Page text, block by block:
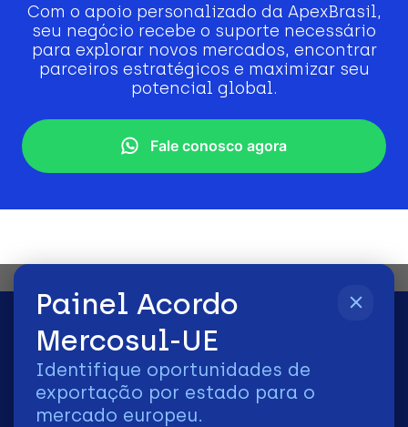
Com o apoio personalizado da ApexBrasil,
seu negócio recebe o suporte necessário
para explorar novos mercados, encontrar
parceiros estratégicos e maximizar seu
potencial global.
Fale conosco agora
Painel Acordo
Mercosul-UE
Identifique oportunidades de
exportação por estado para o
mercado europeu.
2026 | © Todos os Direitos Reservados - ApexBrasil